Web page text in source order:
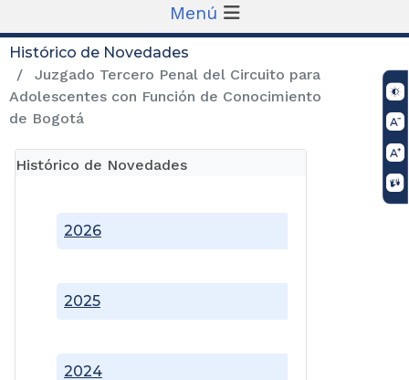
Menú
Histórico de Novedades
Juzgado Tercero Penal del Circuito para
Adolescentes con Función de Conocimiento
de Bogotá
Histórico de Novedades
2024
2025
2026